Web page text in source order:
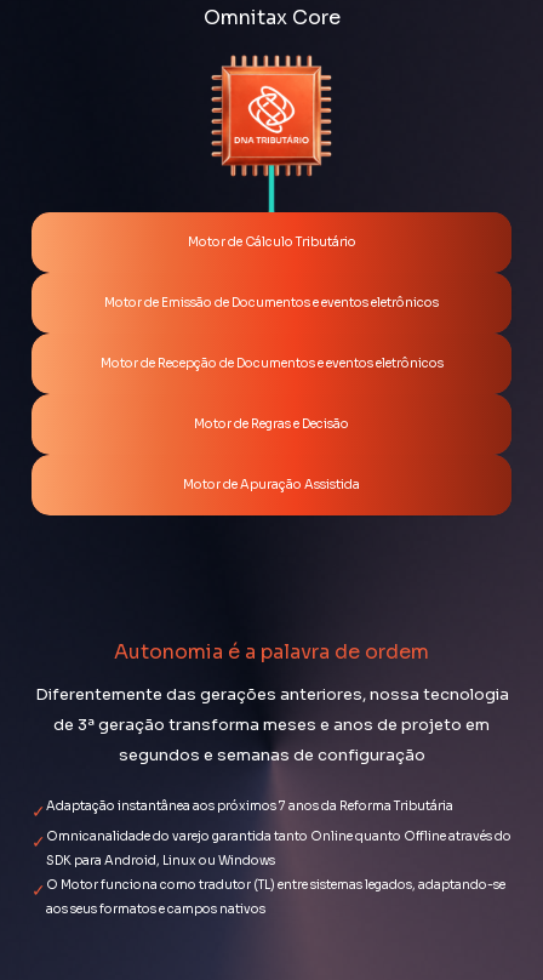
Omnitax Core
Motor de Cálculo Tributário
Motor de Emissão de Documentos e eventos eletrônicos
Motor de Recepção de Documentos e eventos eletrônicos
Motor de Regras e Decisão
Motor de Apuração Assistida
Autonomia é a palavra de ordem
Diferentemente das gerações anteriores, nossa tecnologia
de 3ª geração transforma meses e anos de projeto em
segundos e semanas de configuração
✓Adaptação instantânea aos próximos 7 anos da Reforma Tributária
✓ Omnicanalidade do varejo garantida tanto Online quanto Offline através do
SDK para Android, Linux ou Windows
✓ O Motor funciona como tradutor (TL) entre sistemas legados, adaptando-se
aos seus formatos e campos nativos